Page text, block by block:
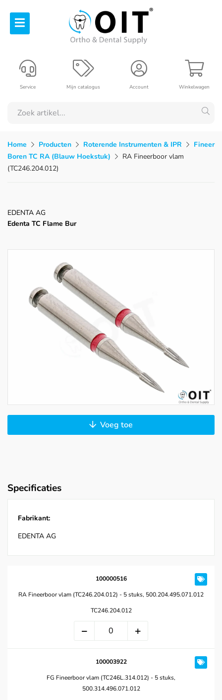
Winkelwagen
Account
Mijn catalogus
Service
Home Producten Roterende Instrumenten & IPR
Fineer
Boren TC RA (Blauw Hoekstuk)
RA Fineerboor vlam
(TC246.204.012)
EDENTA AG
Edenta TC Flame Bur
Voeg toe
Specificaties
Fabrikant:
EDENTA AG
100000516
RA Fineerboor vlam (TC246.204.012) - 5 stuks, 500.204.495.071.012
TC246.204.012
100003922
FG Fineerboor vlam (TC246L.314.012) - 5 stuks,
500.314.496.071.012